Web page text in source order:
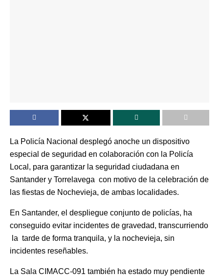
La Policía Nacional desplegó anoche un dispositivo
especial de seguridad en colaboración con la Policía
Local, para garantizar la seguridad ciudadana en
Santander y Torrelavega con motivo de la celebración de
las fiestas de Nochevieja, de ambas localidades.
En Santander, el despliegue conjunto de policías, ha
conseguido evitar incidentes de gravedad, transcurriendo
la tarde de forma tranquila, y la nochevieja, sin
incidentes reseñables.
La Sala CIMACC-091 también ha estado muy pendiente